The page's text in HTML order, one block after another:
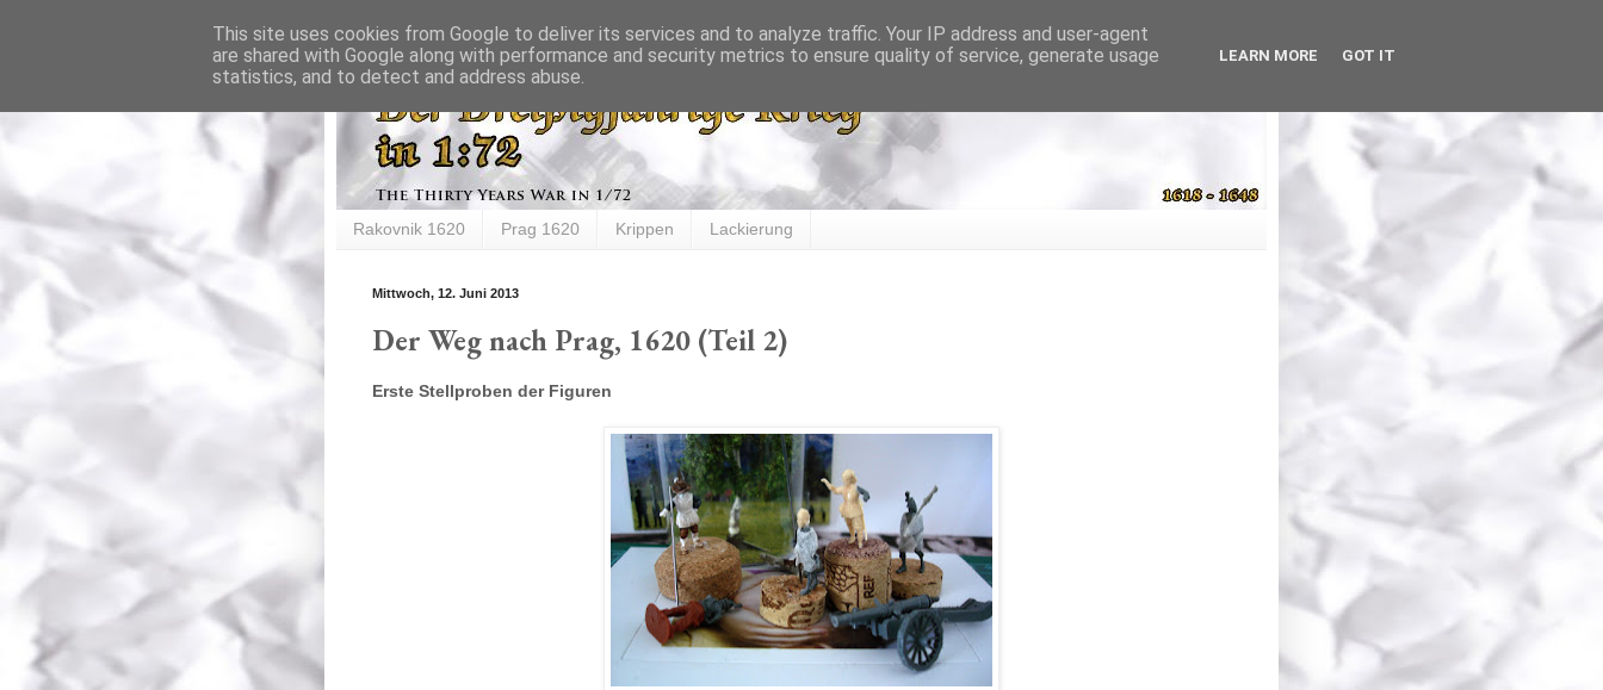
Rakovnik 1620 Prag 1620 Krippen Lackierung
Mittwoch, 12. Juni 2013
Der Weg nach Prag, 1620 (Teil 2)
Erste Stellproben der Figuren
This site uses cookies from Google to deliver its services and to analyze traffic. Your IP address and user-agent
are shared with Google along with performance and security metrics to ensure quality of service, generate usage
statistics, and to detect and address abuse.
LEARN MORE GOT IT